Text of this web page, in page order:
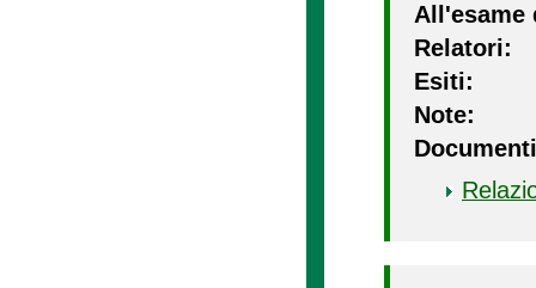
All'esame
Relatori:
Esiti:
Note: